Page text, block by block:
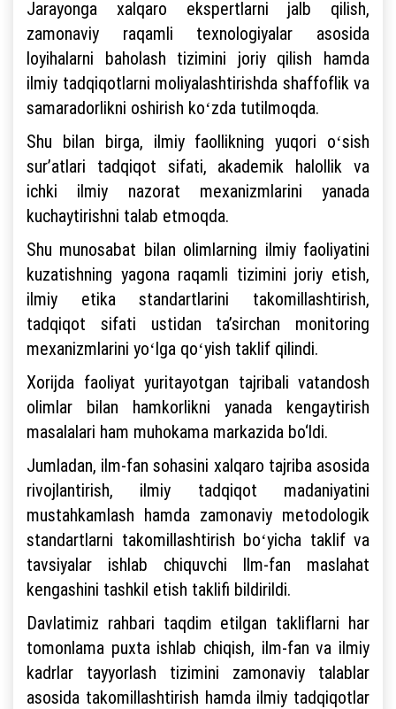
Jarayonga xalqaro ekspertlarni jalb qilish,
zamonaviy raqamli texnologiyalar asosida
loyihalarni baholash tizimini joriy qilish hamda
ilmiy tadqiqotlarni moliyalashtirishda shaffoflik va
samaradorlikni oshirish koʻzda tutilmoqda.
Shu bilan birga, ilmiy faollikning yuqori oʻsish
surʼatlari tadqiqot sifati, akademik halollik va
ichki ilmiy nazorat mexanizmlarini yanada
kuchaytirishni talab etmoqda.
Shu munosabat bilan olimlarning ilmiy faoliyatini
kuzatishning yagona raqamli tizimini joriy etish,
ilmiy etika standartlarini takomillashtirish,
tadqiqot sifati ustidan taʼsirchan monitoring
mexanizmlarini yoʻlga qoʻyish taklif qilindi.
Xorijda faoliyat yuritayotgan tajribali vatandosh
olimlar bilan hamkorlikni yanada kengaytirish
masalalari ham muhokama markazida bo‘ldi.
Jumladan, ilm-fan sohasini xalqaro tajriba asosida
rivojlantirish, ilmiy tadqiqot madaniyatini
mustahkamlash hamda zamonaviy metodologik
standartlarni takomillashtirish boʻyicha taklif va
tavsiyalar ishlab chiquvchi Ilm-fan maslahat
kengashini tashkil etish taklifi bildirildi.
Davlatimiz rahbari taqdim etilgan takliflarni har
tomonlama puxta ishlab chiqish, ilm-fan va ilmiy
kadrlar tayyorlash tizimini zamonaviy talablar
asosida takomillashtirish hamda ilmiy tadqiqotlar